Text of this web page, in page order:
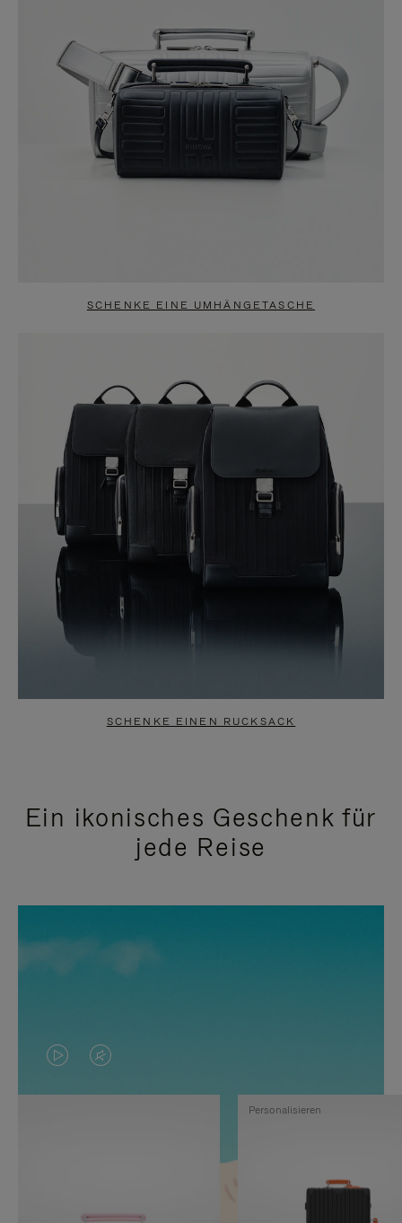
SCHENKE EINE UMHÄNGETASCHE
SCHENKE EINEN RUCKSACK
Ein ikonisches Geschenk für
jede Reise
DAS
VIDEO
VIDEO
IST
Personalisieren